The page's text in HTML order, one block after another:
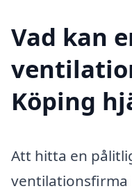
Vad kan
Köping
Att hitta en
ventilationsfirma